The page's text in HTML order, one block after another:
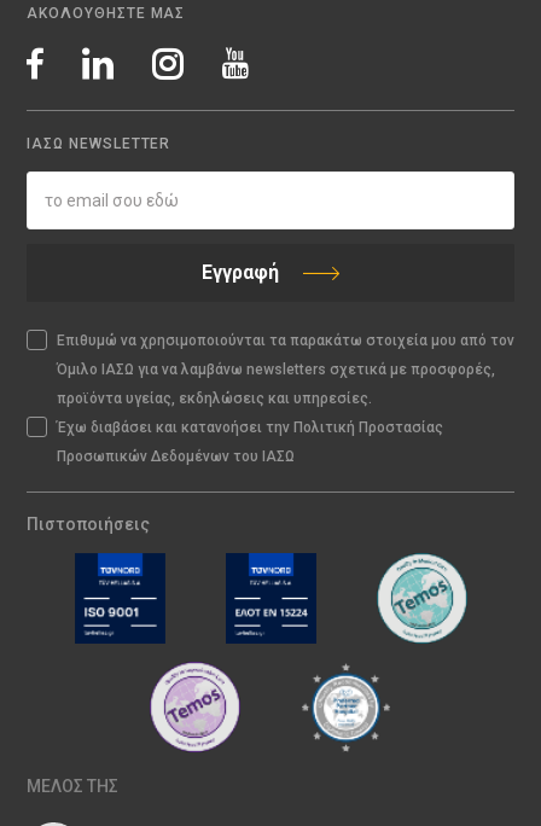
ΑΚΟΛΟΥΘΗΣΤΕ ΜΑΣ
ΙΑΣΩ NEWSLETTER
Εγγραφή
Επιθυμώ να χρησιμοποιούνται τα παρακάτω στοιχεία μου από τον
Όμιλο ΙΑΣΩ για να λαμβάνω newsletters σχετικά με προσφορές,
προϊόντα υγείας, εκδηλώσεις και υπηρεσίες.
Έχω διαβάσει και κατανοήσει την Πολιτική Προστασίας
Προσωπικών Δεδομένων του ΙΑΣΩ
Πιστοποιήσεις
ΜΕΛΟΣ ΤΗΣ